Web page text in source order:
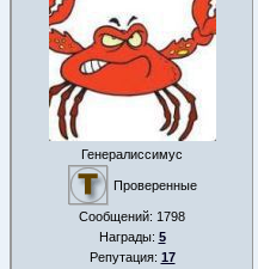
Генералиссимус
Проверенные
Сообщений: 1798
Награды: 5
Репутация: 17